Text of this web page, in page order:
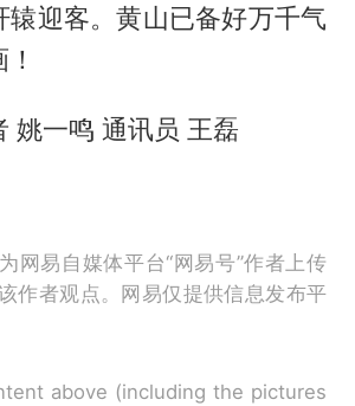
辕迎客。黄山已备好万千气
姚一鸣 通讯员 王磊
网易自媒体平台“网易号”作者上传
作者观点。网易仅提供信息发布平
above (including the pictures